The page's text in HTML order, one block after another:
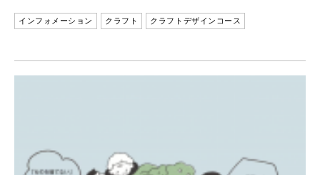
インフォメーション クラフト クラフトデザインコース